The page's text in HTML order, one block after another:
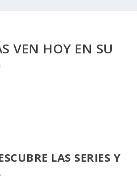
VEN HOY EN SU
LAS SERIES Y